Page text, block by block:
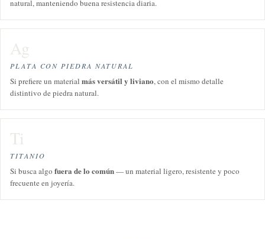
natural, manteniendo buena resistencia diaria.
Ag
PLATA CON PIEDRA NATURAL
Si prefiere un material más versátil y liviano, con el mismo detalle
distintivo de piedra natural.
Ti
TITANIO
Si busca algo fuera de lo común— un material ligero, resistente y poco
frecuente en joyería.